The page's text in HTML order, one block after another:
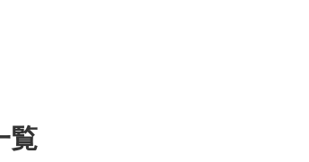
覧